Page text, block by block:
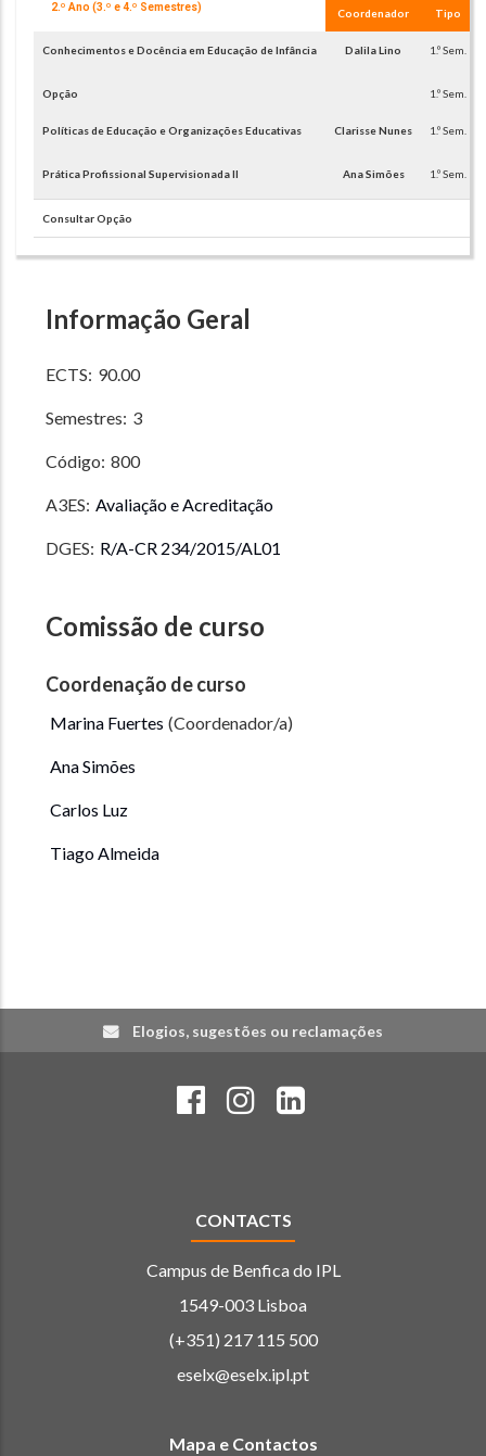
2.º Ano (3.º e 4.º Semestres) Coordenador Tipo
Conhecimentos e Docência em Educação de Infância Dalila Lino 1.º Sem.
Opção 1.º Sem.
Políticas de Educação e Organizações Educativas Clarisse Nunes 1.º Sem.
Prática Profissional Supervisionada II Ana Simões 1.º Sem.
Consultar Opção
Informação Geral
ECTS: 90.00
Semestres: 3
Código: 800
A3ES: Avaliação e Acreditação
DGES: R/A-CR 234/2015/AL01
Comissão de curso
Coordenação de curso
Marina Fuertes
Ana Simões
Carlos Luz
Tiago Almeida
Elogios, sugestões ou reclamações
CONTACTS
Campus de Benfica do IPL
1549-003 Lisboa
(+351) 217 115 500
eselx@eselx.ipl.pt
Mapa e Contactos